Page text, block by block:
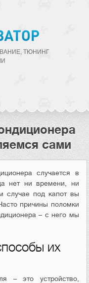
ТЮНИНГ
сами
случается в
нет ни времени, ни
случае под капот вы
причины поломки
– с него мы
их
– это устройство,